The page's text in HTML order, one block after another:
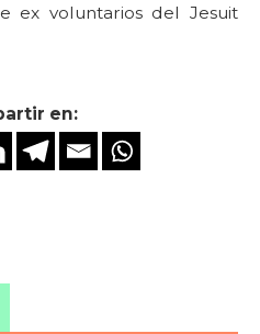
ex voluntarios del Jesuit
en: